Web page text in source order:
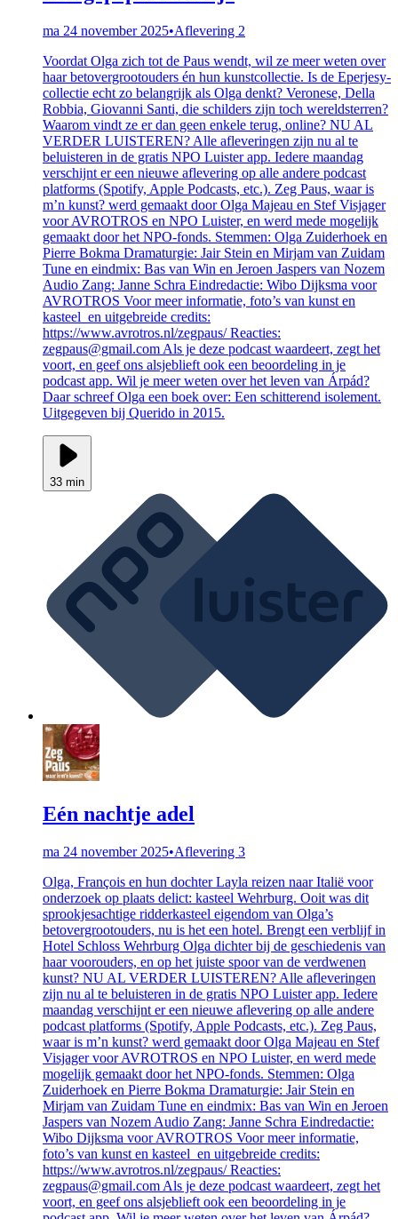
ma 24 november 2025•Aflevering 2
Voordat Olga zich tot de Paus wendt, wil ze meer weten over
haar betovergrootouders én hun kunstcollectie. Is de Eperjesy-
collectie echt zo belangrijk als Olga denkt? Veronese, Della
Robbia, Giovanni Santi, die schilders zijn toch wereldsterren?
Waarom vindt ze er dan geen enkele terug, online? NU AL
VERDER LUISTEREN? Alle afleveringen zijn nu al te
beluisteren in de gratis NPO Luister app. Iedere maandag
verschijnt er een nieuwe aflevering op alle andere podcast
platforms (Spotify, Apple Podcasts, etc.). Zeg Paus, waar is
m’n kunst? werd gemaakt door Olga Majeau en Stef Visjager
voor AVROTROS en NPO Luister, en werd mede mogelijk
gemaakt door het NPO-fonds. Stemmen: Olga Zuiderhoek en
Pierre Bokma Dramaturgie: Jair Stein en Mirjam van Zuidam
Tune en eindmix: Bas van Win en Jeroen Jaspers van Nozem
Audio Zang: Janne Schra Eindredactie: Wibo Dijksma voor
AVROTROS Voor meer informatie, foto’s van kunst en
kasteel en uitgebreide credits:
https://www.avrotros.nl/zegpaus/ Reacties:
zegpaus@gmail.com Als je deze podcast waardeert, zegt het
voort, en geef ons alsjeblieft ook een beoordeling in je
podcast app. Wil je meer weten over het leven van Árpád?
Daar schreef Olga een boek over: Een schitterend isolement.
Uitgegeven bij Querido in 2015.
33 min
Eén nachtje adel
ma 24 november 2025•Aflevering 3
Olga, François en hun dochter Layla reizen naar Italië voor
onderzoek op plaats delict: kasteel Wehrburg. Ooit was dit
sprookjesachtige ridderkasteel eigendom van Olga’s
betovergrootouders, nu is het een hotel. Brengt een verblijf in
Hotel Schloss Wehrburg Olga dichter bij de geschiedenis van
haar voorouders, en op het juiste spoor van de verdwenen
kunst? NU AL VERDER LUISTEREN? Alle afleveringen
zijn nu al te beluisteren in de gratis NPO Luister app. Iedere
maandag verschijnt er een nieuwe aflevering op alle andere
podcast platforms (Spotify, Apple Podcasts, etc.). Zeg Paus,
waar is m’n kunst? werd gemaakt door Olga Majeau en Stef
Visjager voor AVROTROS en NPO Luister, en werd mede
mogelijk gemaakt door het NPO-fonds. Stemmen: Olga
Zuiderhoek en Pierre Bokma Dramaturgie: Jair Stein en
Mirjam van Zuidam Tune en eindmix: Bas van Win en Jeroen
Jaspers van Nozem Audio Zang: Janne Schra Eindredactie:
Wibo Dijksma voor AVROTROS Voor meer informatie,
foto’s van kunst en kasteel en uitgebreide credits:
https://www.avrotros.nl/zegpaus/ Reacties:
zegpaus@gmail.com Als je deze podcast waardeert, zegt het
voort, en geef ons alsjeblieft ook een beoordeling in je